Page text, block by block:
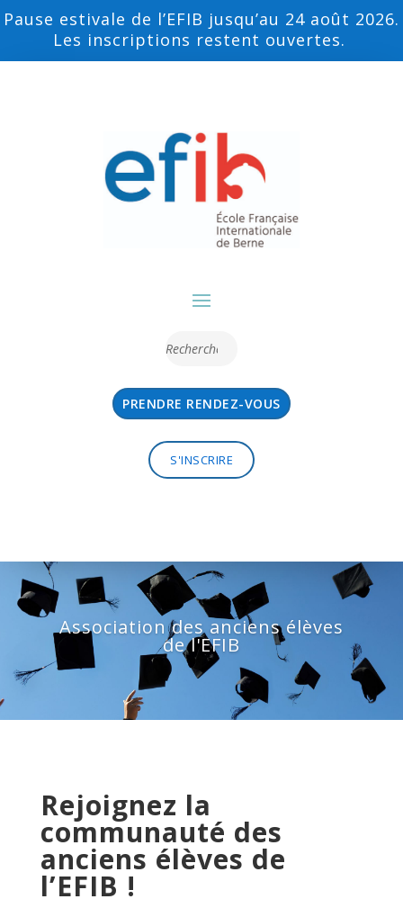
Pause estivale de l’EFIB jusqu’au 24 août 2026.
Les inscriptions restent ouvertes.
PRENDRE RENDEZ-VOUS
S'INSCRIRE
Association des anciens élèves
de l'EFIB
Rejoignez la
communauté des
anciens élèves de
l’EFIB !